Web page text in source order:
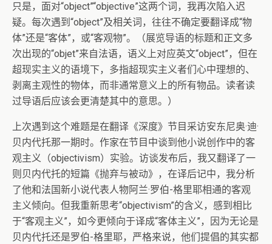
只是，面对“object”“objective”这两个词，我再次陷入迟
疑。每次遇到“object”及相关词，往往不确定要翻译成“物
体”还是“客体”，或“客观物”。（展览导语的标题和正文多
次出现的“objet”来自法语，语义上对应英文“object”，但在
超现实主义的语境下，多指超现实主义者们心中理想的、
剥离主观性的物体，而非通常意义上的所有物品。读者读
过导语后应该会更清楚其中的意思。）
上次遇到这个难题是在翻译《深度》节目采访安东尼奥·迪·
贝内代托那一期时。作家在节目中谈到他小说创作中的客
观主义（objectivism）实验。访谈发布后，我又翻译了一
则贝内代托的短篇《抛弃与被动》，在译后记中，我分析
了他和法国新小说代表人物阿兰·罗伯-格里耶相通的客观
主义倾向。但我重新思考“objectivism”的含义，感到相比
于“客观主义”，如今更倾向于译成“客体主义”，因为无论是
贝内代托还是罗伯-格里耶，严格来说，他们提倡的其实都